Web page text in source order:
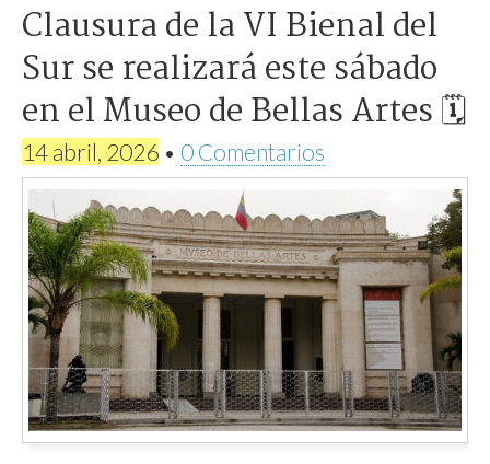
‎Clausura de la VI Bienal del
Sur se realizará este sábado
en el Museo de Bellas Artes 🗓
14 abril, 2026 • 0 Comentarios